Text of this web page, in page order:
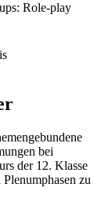
Role-play
bei
der 12. Klasse
zu